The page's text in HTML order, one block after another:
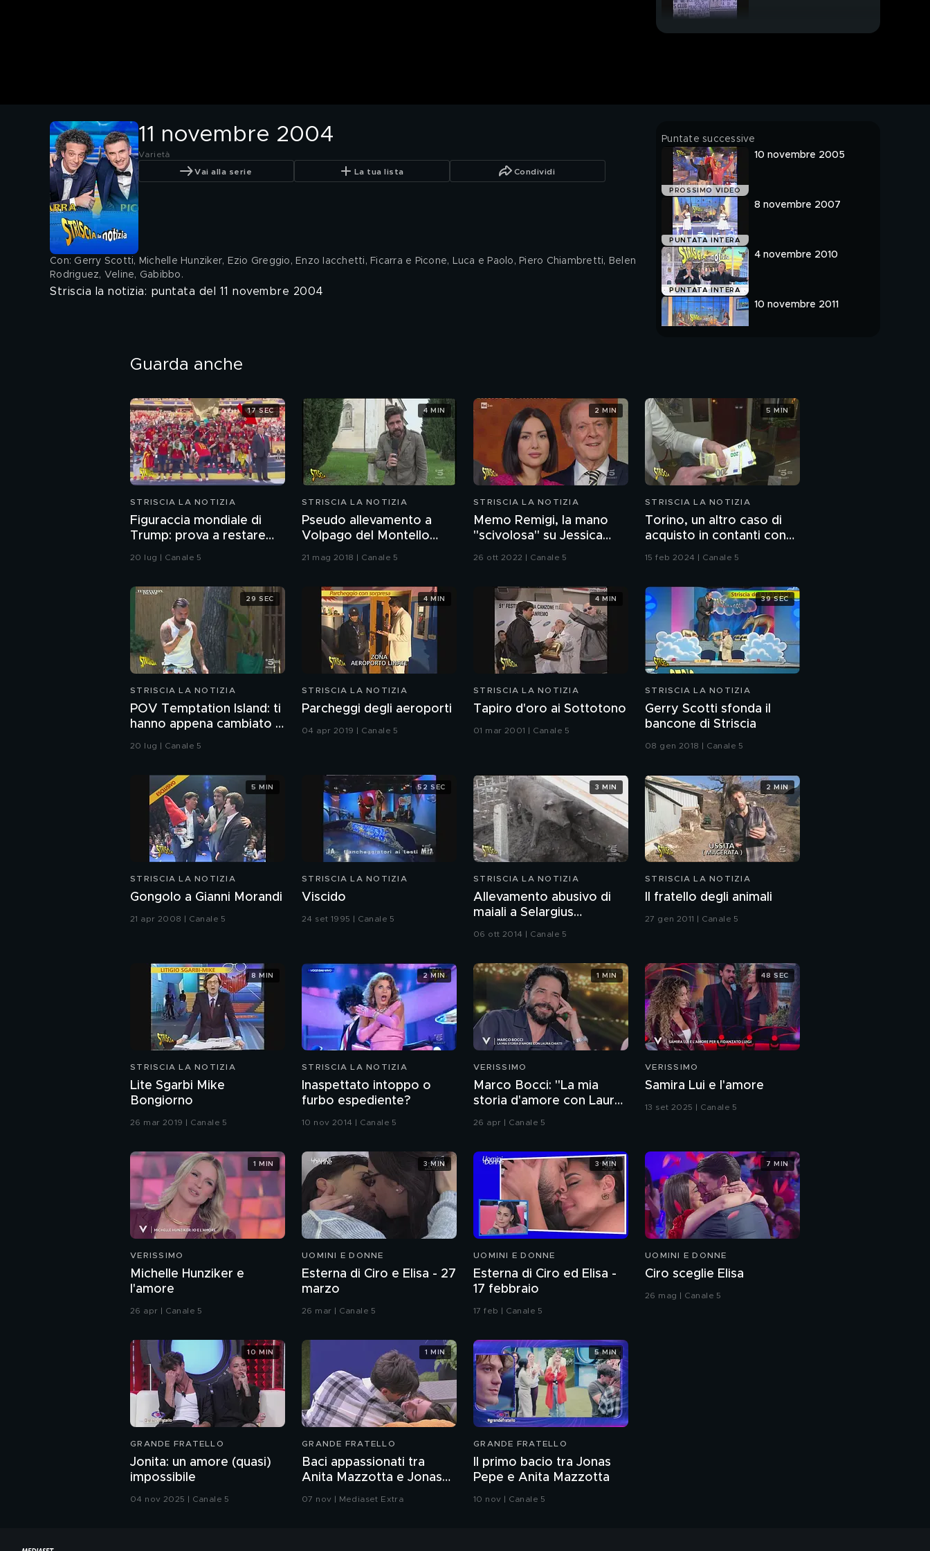
11 novembre 2004
Varietà
Vai alla serie La tua lista Condividi
Con: Gerry Scotti, Michelle Hunziker, Ezio Greggio, Enzo Iacchetti, Ficarra e Picone, Luca e Paolo, Piero Chiambretti, Belen
Rodriguez, Veline, Gabibbo .
Striscia la notizia: puntata del 11 novembre 2004
Puntate successive
PROSSIMO VIDEO
10 novembre 2005
PUNTATA INTERA
8 novembre 2007
PUNTATA INTERA
4 novembre 2010
10 novembre 2011
Guarda anche
STRISCIA LA NOTIZIA
Figuraccia mondiale di
Trump: prova a restare
nella foto della Spagna
20 lug | Canale 5
17 SEC
STRISCIA LA NOTIZIA
Pseudo allevamento a
Volpago del Montello
21 mag 2018 | Canale 5
4 MIN
STRISCIA LA NOTIZIA
Memo Remigi, la mano
"scivolosa" su Jessica
Morlacchi
26 ott 2022 | Canale 5
2 MIN
STRISCIA LA NOTIZIA
Torino, un altro caso di
acquisto in contanti con
lo "strappo"
15 feb 2024 | Canale 5
5 MIN
STRISCIA LA NOTIZIA
POV Temptation Island: ti
hanno appena cambiato il
piano ferie
20 lug | Canale 5
29 SEC
STRISCIA LA NOTIZIA
Parcheggi degli aeroporti
04 apr 2019 | Canale 5
4 MIN
STRISCIA LA NOTIZIA
Tapiro d'oro ai Sottotono
01 mar 2001 | Canale 5
4 MIN
STRISCIA LA NOTIZIA
Gerry Scotti sfonda il
bancone di Striscia
08 gen 2018 | Canale 5
39 SEC
STRISCIA LA NOTIZIA
Gongolo a Gianni Morandi
21 apr 2008 | Canale 5
5 MIN
STRISCIA LA NOTIZIA
Viscido
24 set 1995 | Canale 5
52 SEC
STRISCIA LA NOTIZIA
Allevamento abusivo di
maiali a Selargius
06 ott 2014 | Canale 5
3 MIN
STRISCIA LA NOTIZIA
Il fratello degli animali
27 gen 2011 | Canale 5
2 MIN
STRISCIA LA NOTIZIA
Lite Sgarbi Mike
Bongiorno
26 mar 2019 | Canale 5
8 MIN
STRISCIA LA NOTIZIA
Inaspettato intoppo o
furbo espediente?
10 nov 2014 | Canale 5
2 MIN
VERISSIMO
Marco Bocci: "La mia
storia d'amore con Laura
Chiatti"
26 apr | Canale 5
1 MIN
VERISSIMO
Samira Lui e l'amore
13 set 2025 | Canale 5
48 SEC
VERISSIMO
Michelle Hunziker e
l'amore
26 apr | Canale 5
1 MIN
UOMINI E DONNE
Esterna di Ciro e Elisa - 27
marzo
26 mar | Canale 5
3 MIN
UOMINI E DONNE
Esterna di Ciro ed Elisa -
17 febbraio
17 feb | Canale 5
3 MIN
UOMINI E DONNE
Ciro sceglie Elisa
26 mag | Canale 5
7 MIN
GRANDE FRATELLO
Jonita: un amore (quasi)
impossibile
04 nov 2025 | Canale 5
10 MIN
GRANDE FRATELLO
Baci appassionati tra
Anita Mazzotta e Jonas
07 nov | Mediaset Extra
1 MIN
GRANDE FRATELLO
Il primo bacio tra Jonas
Pepe e Anita Mazzotta
10 nov | Canale 5
5 MIN